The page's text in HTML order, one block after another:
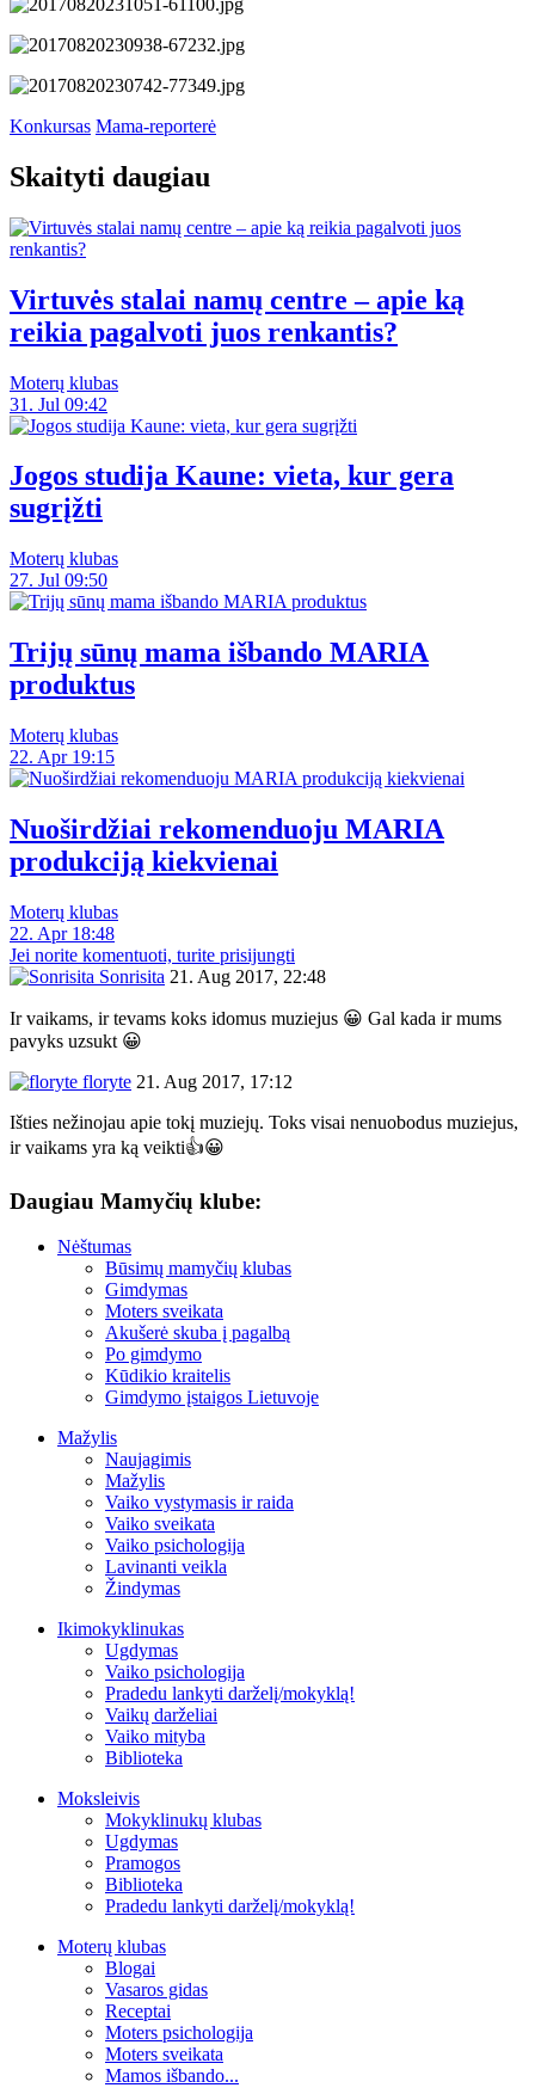
Konkursas Mama-reporterė
Skaityti daugiau
Virtuvės stalai namų centre – apie ką
reikia pagalvoti juos renkantis?
Moterų klubas
31. Jul 09:42
Jogos studija Kaune: vieta, kur gera
sugrįžti
Moterų klubas
27. Jul 09:50
Trijų sūnų mama išbando MARIA
produktus
Moterų klubas
22. Apr 19:15
Nuoširdžiai rekomenduoju MARIA
produkciją kiekvienai
Moterų klubas
22. Apr 18:48
Jei norite komentuoti, turite prisijungti
Sonrisita 21. Aug 2017, 22:48
Ir vaikams, ir tevams koks idomus muziejus 😀 Gal kada ir mums
pavyks uzsukt 😀
floryte 21. Aug 2017, 17:12
Išties nežinojau apie tokį muziejų. Toks visai nenuobodus muziejus,
ir vaikams yra ką veikti👍😀
Daugiau Mamyčių klube:
Nėštumas
Būsimų mamyčių klubas
Gimdymas
Moters sveikata
Akušerė skuba į pagalbą
Po gimdymo
Kūdikio kraitelis
Gimdymo įstaigos Lietuvoje
Mažylis
Naujagimis
Mažylis
Vaiko vystymasis ir raida
Vaiko sveikata
Vaiko psichologija
Lavinanti veikla
Žindymas
Ikimokyklinukas
Ugdymas
Vaiko psichologija
Pradedu lankyti darželį/mokyklą!
Vaikų darželiai
Vaiko mityba
Biblioteka
Moksleivis
Mokyklinukų klubas
Ugdymas
Pramogos
Biblioteka
Pradedu lankyti darželį/mokyklą!
Moterų klubas
Blogai
Vasaros gidas
Receptai
Moters psichologija
Moters sveikata
Mamos išbando...